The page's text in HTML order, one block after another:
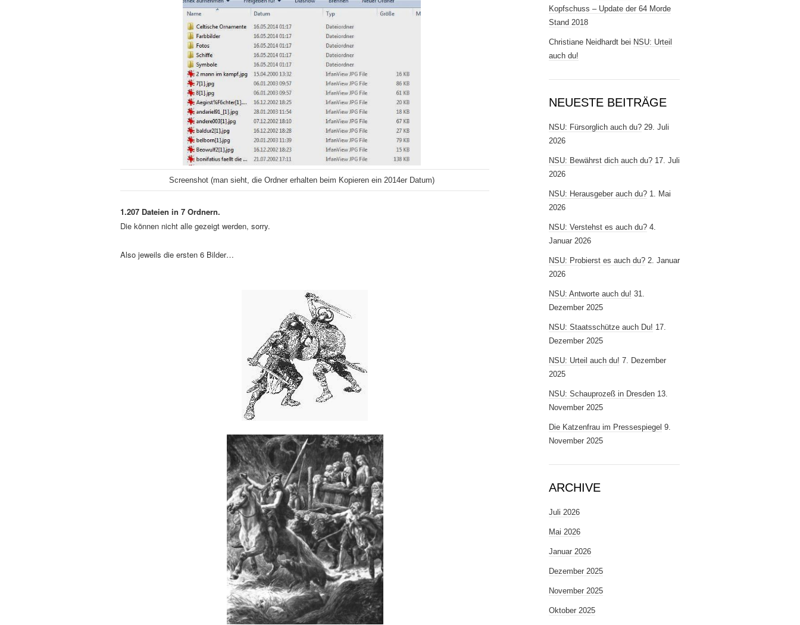
Screenshot (man sieht, die Ordner erhalten beim Kopieren ein 2014er Datum)
1.207 Dateien in 7 Ordnern.
Die können nicht alle gezeigt werden, sorry.
Also jeweils die ersten 6 Bilder…
Kopfschuss – Update der 64 Morde
Stand 2018
Christiane Neidhardt bei NSU: Urteil
auch du!
NEUESTE BEITRÄGE
NSU: Fürsorglich auch du? 29. Juli
2026
NSU: Bewährst dich auch du? 17. Juli
2026
NSU: Herausgeber auch du? 1. Mai
2026
NSU: Verstehst es auch du? 4.
Januar 2026
NSU: Probierst es auch du? 2. Januar
2026
NSU: Antworte auch du! 31.
Dezember 2025
NSU: Staatsschütze auch Du! 17.
Dezember 2025
NSU: Urteil auch du! 7. Dezember
2025
NSU: Schauprozeß in Dresden 13.
November 2025
Die Katzenfrau im Pressespiegel 9.
November 2025
ARCHIVE
Juli 2026
Mai 2026
Januar 2026
Dezember 2025
November 2025
Oktober 2025